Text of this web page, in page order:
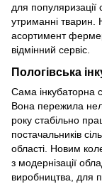
для
утриманні тварин.
асортимент
відмінний сервіс.
Пологівська
Сама інкубаторна
Вона пережила
року стабільно
постачальників
області. Новим
з модернізації
виробництва, для